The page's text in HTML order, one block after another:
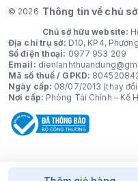
© 2026 Thông tin về chủ
Chủ sở hữu website:
Địa chỉ trụ sở: D10, KP4,
Số điện thoại: 0977 953 209
Email:
Mã số thuế / GPKD:
Ngày cấp: 08/07/2013 (thay
Nơi cấp: Phòng Tài Chính – Kế